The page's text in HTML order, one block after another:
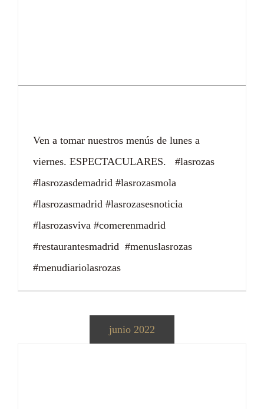
Ven a tomar nuestros menús de lunes a
viernes. ESPECTACULARES. #lasrozas
#lasrozasdemadrid #lasrozasmola
#lasrozasmadrid #lasrozasesnoticia
#lasrozasviva #comerenmadrid
#restaurantesmadrid #menuslasrozas
#menudiariolasrozas
junio 2022